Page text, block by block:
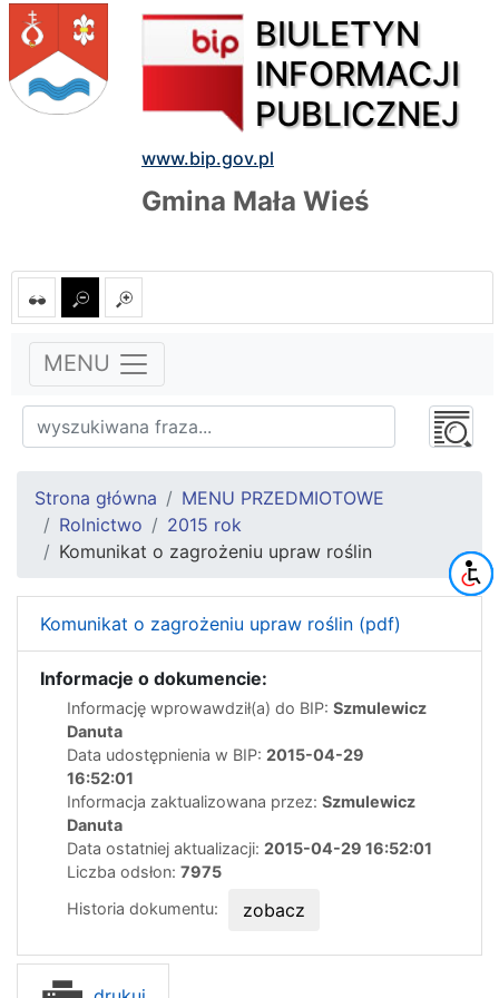
BIULETYN
INFORMACJI
PUBLICZNEJ
www.bip.gov.pl
Gmina Mała Wieś
MENU
Strona główna
MENU PRZEDMIOTOWE
Rolnictwo
2015 rok
Komunikat o zagrożeniu upraw roślin
Komunikat o zagrożeniu upraw roślin (pdf)
Informacje o dokumencie:
Informację wprowawdził(a) do BIP: Szmulewicz
Danuta
Data udostępnienia w BIP: 2015-04-29
16:52:01
Informacja zaktualizowana przez: Szmulewicz
Danuta
Data ostatniej aktualizacji: 2015-04-29 16:52:01
Liczba odsłon: 7975
Historia dokumentu:
zobacz